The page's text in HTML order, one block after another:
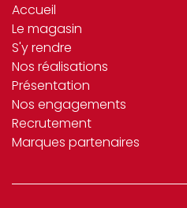
Accueil
Le magasin
S'y rendre
Nos réalisations
Présentation
Nos engagements
Recrutement
Marques partenaires